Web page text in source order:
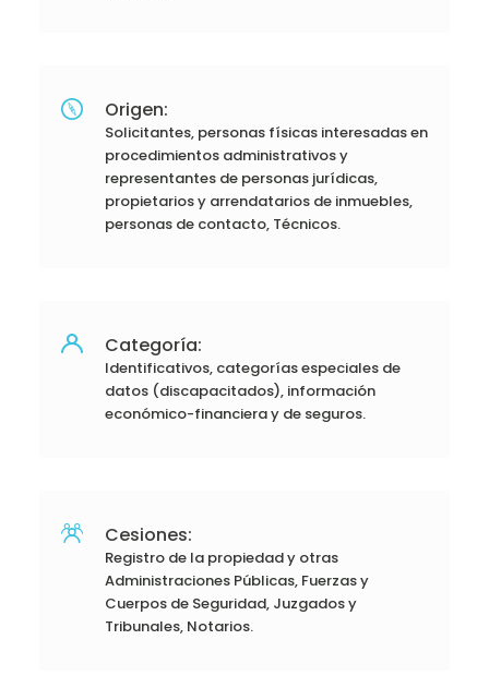
Origen:
Solicitantes, personas físicas interesadas en
procedimientos administrativos y
representantes de personas jurídicas,
propietarios y arrendatarios de inmuebles,
personas de contacto, Técnicos.
Categoría:
Identificativos, categorías especiales de
datos (discapacitados), información
económico-financiera y de seguros.
Cesiones:
Registro de la propiedad y otras
Administraciones Públicas, Fuerzas y
Cuerpos de Seguridad, Juzgados y
Tribunales, Notarios.